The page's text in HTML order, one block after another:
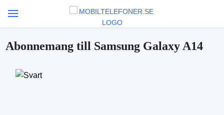
Abonnemang till Samsung Galaxy A14